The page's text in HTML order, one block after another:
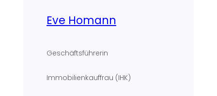
Eve Homann
Geschäftsführerin
Immobilienkauffrau (IHK)